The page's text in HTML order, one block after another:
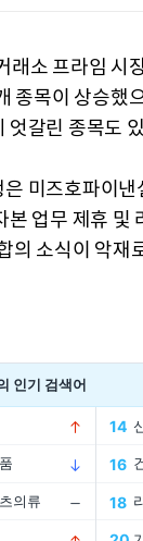
래소 프라임 시
종목이 상승했
엇갈린 종목도
미즈호파이
본 업무 제휴 및
의 소식이 악재